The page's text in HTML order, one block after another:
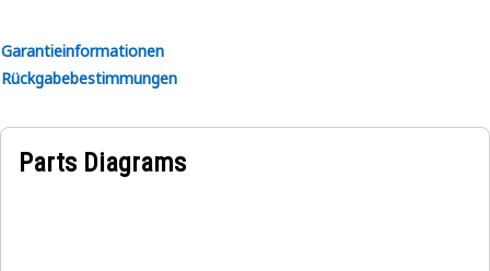
Garantieinformationen
Rückgabebestimmungen
Parts Diagrams